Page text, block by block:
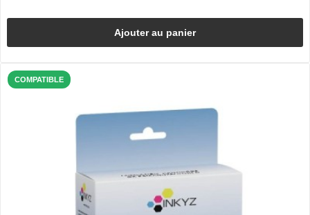
Ajouter au panier
COMPATIBLE